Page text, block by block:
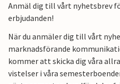
Anmäl dig till vårt nyhetsbrev
erbjudanden!
När du anmäler dig till vårt
marknadsförande
kommer att skicka dig våra
vistelser i våra